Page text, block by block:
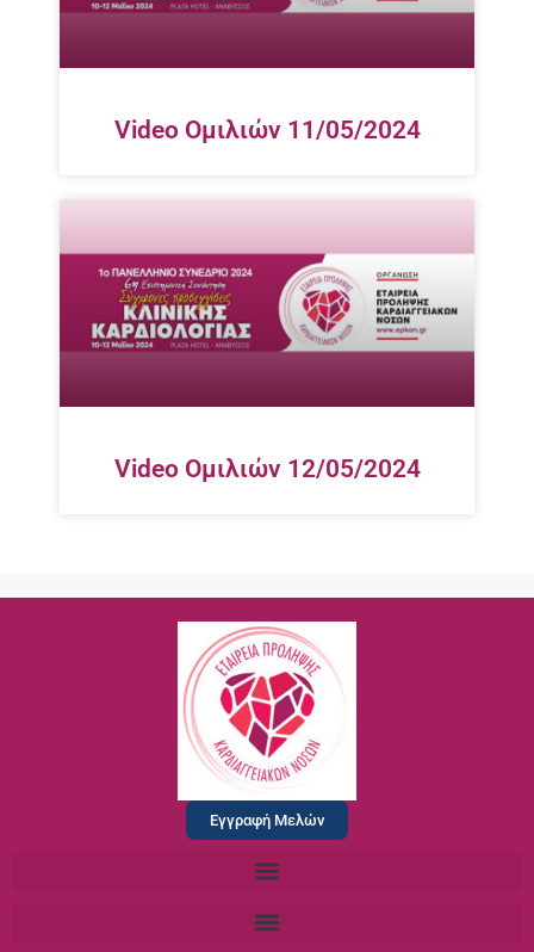
Video Ομιλιών 11/05/2024
Video Ομιλιών 12/05/2024
Εγγραφή Μελών